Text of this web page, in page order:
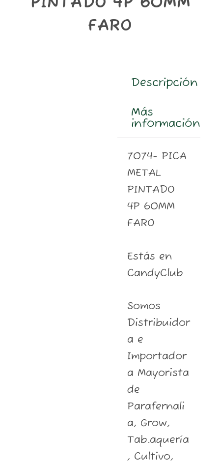
FARO
Descripción
Más
información
7074- PICA
METAL
PINTADO
4P 60MM
FARO
Estás en
CandyClub
Somos
Distribuidor
a e
Importador
a Mayorista
de
Parafernali
a, Grow,
Tab.aquería
, Cultivo,